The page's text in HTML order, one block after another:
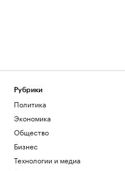
Рубрики
Политика
Экономика
Общество
Бизнес
Технологии и медиа